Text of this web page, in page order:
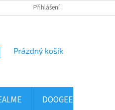
PODMÍNKY OCHRANY OSOBNÍCH
Přihlášení
NÁKUPNÍ
Prázdný košík
DOOGEE